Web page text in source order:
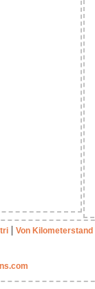
| Von Kilometerstand|